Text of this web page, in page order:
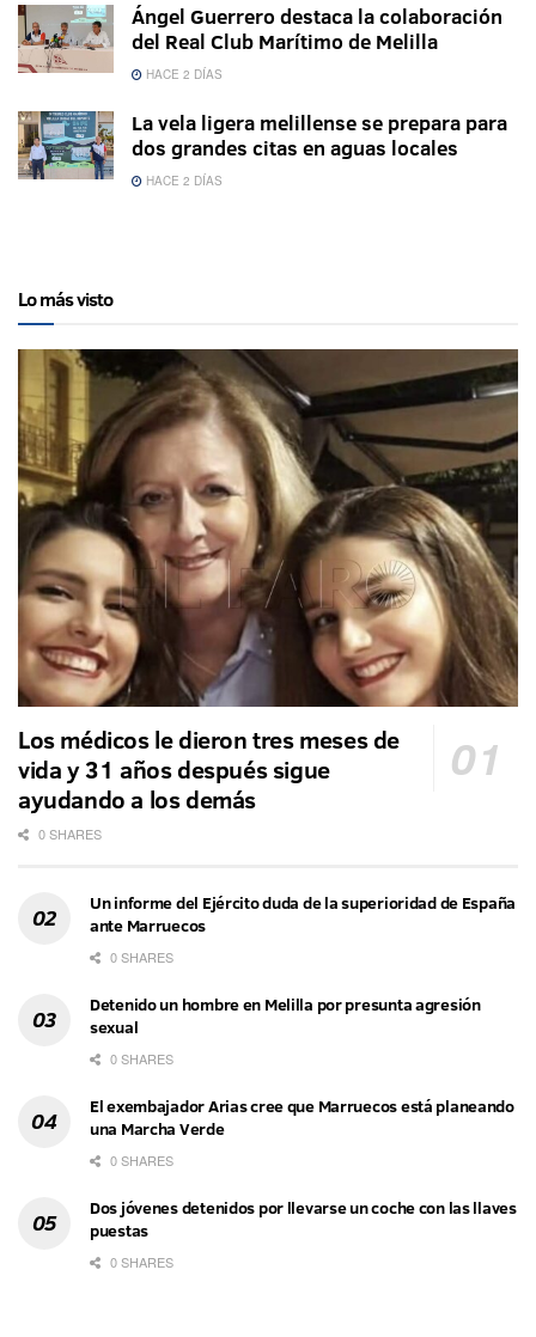
Ángel Guerrero destaca la colaboración
del Real Club Marítimo de Melilla
HACE 2 DÍAS
La vela ligera melillense se prepara para
dos grandes citas en aguas locales
HACE 2 DÍAS
Lo más visto
Los médicos le dieron tres meses de
vida y 31 años después sigue
ayudando a los demás
0 SHARES
Un informe del Ejército duda de la superioridad de España
ante Marruecos
0 SHARES
Detenido un hombre en Melilla por presunta agresión
sexual
0 SHARES
El exembajador Arias cree que Marruecos está planeando
una Marcha Verde
0 SHARES
Dos jóvenes detenidos por llevarse un coche con las llaves
puestas
0 SHARES